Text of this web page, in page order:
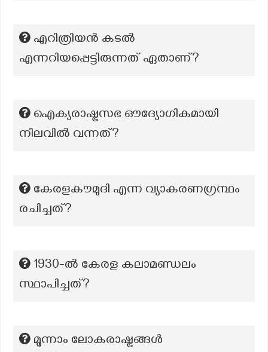
എറിത്രിയൻ കടൽ
എന്നറിയപ്പെട്ടിരുന്നത് ഏതാണ്?
ഐക്യരാഷ്ട്രസഭ ഔദ്യോഗികമായി
നിലവിൽ വന്നത്?
കേരളകൗമുദി എന്ന വ്യാകരണഗ്രന്ഥം
രചിച്ചത്?
1930-ൽ കേരള കലാമണ്ഡലം
സ്ഥാപിച്ചത്?
മൂന്നാം ലോകരാഷ്ട്രങ്ങൾ